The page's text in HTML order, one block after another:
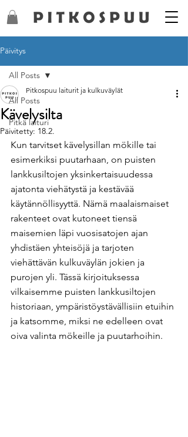
Päivitys
All Posts
Pitkä laituri
All Posts
Kävelysilta
Pitkospuu laiturit ja kulkuväylät
Päivitetty: 18.2.
Kun tarvitset kävelysillan mökille tai
esimerkiksi puutarhaan, on puisten
lankkusiltojen yksinkertaisuudessa
ajatonta viehätystä ja kestävää
käytännöllisyyttä. Nämä maalaismaiset
rakenteet ovat kutoneet tiensä
maisemien läpi vuosisatojen ajan
yhdistäen yhteisöjä ja tarjoten
viehättävän kulkuväylän jokien ja
purojen yli. Tässä kirjoituksessa
vilkaisemme puisten lankkusiltojen
historiaan, ympäristöystävällisiin etuihin
ja katsomme, miksi ne edelleen ovat
oiva valinta mökeille ja puutarhoihin.